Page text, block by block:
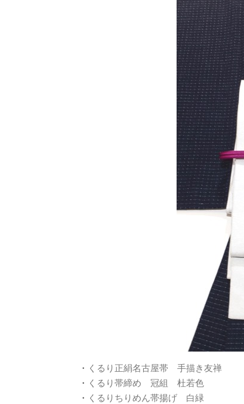
・ くるり正絹名古屋帯 手描き友禅
・ くるり帯締め 冠組 杜若色
・ くるりちりめん帯揚げ 白緑